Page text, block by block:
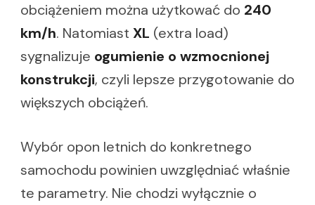
obciążeniem można użytkować do 240
km/h. Natomiast XL (extra load)
sygnalizuje ogumienie o wzmocnionej
konstrukcji, czyli lepsze przygotowanie do
większych obciążeń.
Wybór opon letnich do konkretnego
samochodu powinien uwzględniać właśnie
te parametry. Nie chodzi wyłącznie o